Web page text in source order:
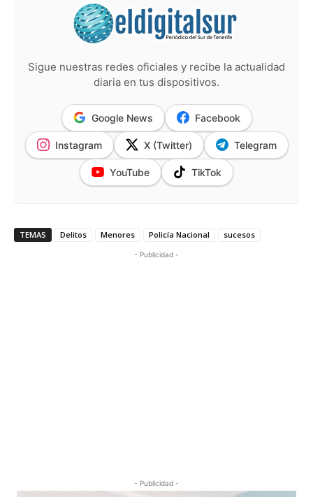
Sigue nuestras redes oficiales y recibe la actualidad
diaria en tus dispositivos.
Google News Facebook
Instagram X (Twitter) Telegram
YouTube TikTok
TEMAS Delitos Menores Policía Nacional sucesos
- Publicidad -
- Publicidad -